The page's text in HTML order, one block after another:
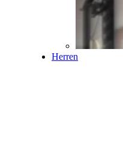
Herren